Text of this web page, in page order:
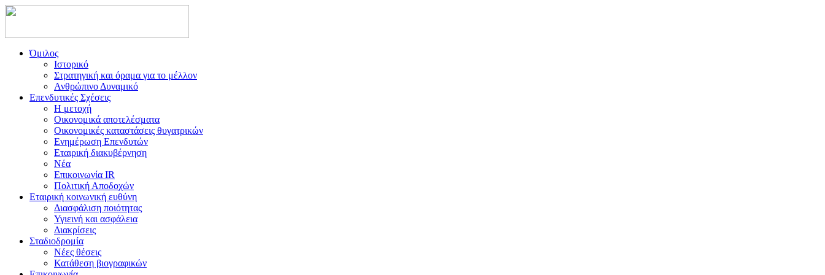
Όμιλος
Ιστορικό
Στρατηγική και όραμα για το μέλλον
Ανθρώπινο Δυναμικό
Επενδυτικές Σχέσεις
Η μετοχή
Οικονομικά αποτελέσματα
Οικονομικές καταστάσεις θυγατρικών
Ενημέρωση Επενδυτών
Εταιρική διακυβέρνηση
Νέα
Επικοινωνία IR
Πολιτική Αποδοχών
Εταιρική κοινωνική ευθύνη
Διασφάλιση ποιότητας
Υγιεινή και ασφάλεια
Διακρίσεις
Σταδιοδρομία
Νέες θέσεις
Κατάθεση βιογραφικών